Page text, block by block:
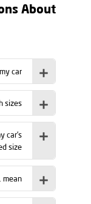
About
car?
car’s
size?